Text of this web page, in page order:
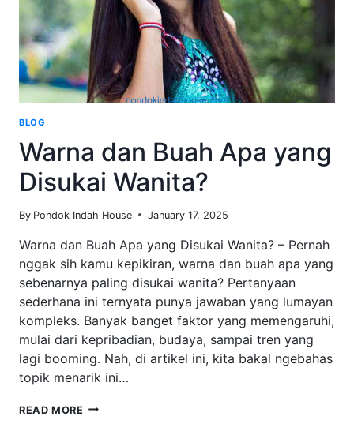
BLOG
Warna dan Buah Apa yang
Disukai Wanita?
By Pondok Indah House January 17, 2025
Warna dan Buah Apa yang Disukai Wanita? – Pernah
nggak sih kamu kepikiran, warna dan buah apa yang
sebenarnya paling disukai wanita? Pertanyaan
sederhana ini ternyata punya jawaban yang lumayan
kompleks. Banyak banget faktor yang memengaruhi,
mulai dari kepribadian, budaya, sampai tren yang
lagi booming. Nah, di artikel ini, kita bakal ngebahas
topik menarik ini…
READ MORE WARNA